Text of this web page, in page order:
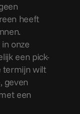
heeft
onze
een pick-
termijn wilt
geven
een